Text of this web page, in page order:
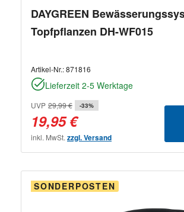
DAYGREEN
Topfpflanzen DH-WF015
Artikel-Nr.:871816
Lieferzeit 2-5 Werktage
UVP 29,99 € -33%
19,95 €
inkl. MwSt. zzgl. Versand
SONDERPOSTEN